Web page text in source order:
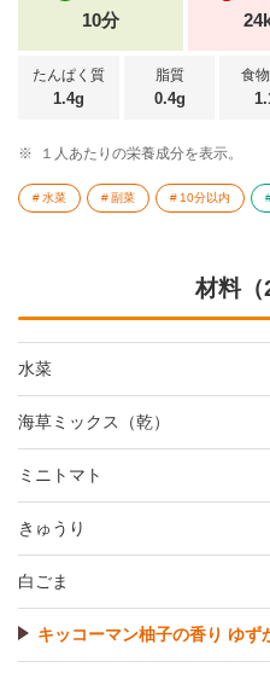
10分
たんぱく質
1.4g
脂質
0.4g
食
※ １人あたりの栄養成分を表示。
水菜 副菜 10分以内
材料（
水菜
海草ミックス（乾）
ミニトマト
きゅうり
白ごま
キッコーマン柚子の香り ゆず